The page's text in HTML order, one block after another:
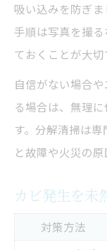
吸い込みを防ぎ
手順は写真を撮
ておくことが大切
自信がない場合
る場合は、無理
す。分解清掃は
と故障や火災の原
カビ発生を未
対策方法